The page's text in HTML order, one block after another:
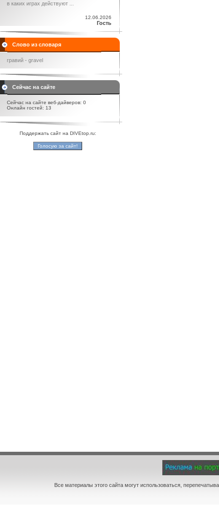
в каких играх действуют ...
12.06.2026
Гость
Слово из словаря
гравий - gravel
Сейчас на сайте
Сейчас на сайте веб-дайверов: 0
Онлайн гостей: 13
Поддержать сайт на DIVEtop.ru:
Все материалы этого сайта могут использоваться,